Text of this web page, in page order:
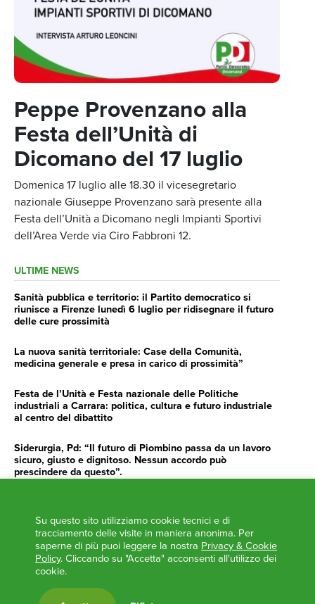
Peppe Provenzano alla
Festa dell’Unità di
Dicomano del 17 luglio
Domenica 17 luglio alle 18.30 il vicesegretario
nazionale Giuseppe Provenzano sarà presente alla
Festa dell’Unità a Dicomano negli Impianti Sportivi
dell’Area Verde via Ciro Fabbroni 12.
ULTIME NEWS
Sanità pubblica e territorio: il Partito democratico si
riunisce a Firenze lunedì 6 luglio per ridisegnare il futuro
delle cure prossimità
La nuova sanità territoriale: Case della Comunità,
medicina generale e presa in carico di prossimità”
Festa de l’Unità e Festa nazionale delle Politiche
industriali a Carrara: politica, cultura e futuro industriale
al centro del dibattito
Siderurgia, Pd: “Il futuro di Piombino passa da un lavoro
sicuro, giusto e dignitoso. Nessun accordo può
prescindere da questo”.
impegno e determinazione delle istituzioni”
AGENDA
‘ANCORA UNA VOLTA LA TOSCANA TRACCIA LA
L’ITALIA BOCCIATA DALL’UE
Su questo sito utilizziamo cookie tecnici e di
tracciamento delle visite in maniera anonima. Per
saperne di più puoi leggere la nostra Privacy & Cookie
Policy. Cliccando su "Accetta" acconsenti all'utilizzo dei
cookie.